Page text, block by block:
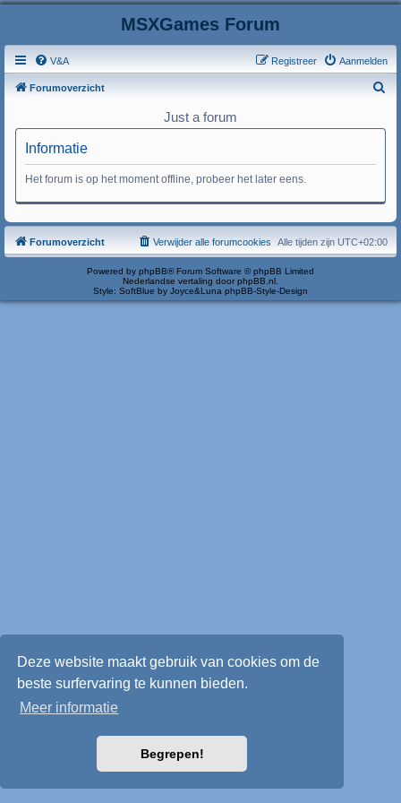
Deze website maakt gebruik van cookies om de
beste surfervaring te kunnen bieden.
Meer informatie
Begrepen!
MSXGames Forum
V&A Aanmelden
Registreer
Forumoverzicht
Just a forum
Informatie
Het forum is op het moment offline, probeer het later eens.
Forumoverzicht Alle tijden zijn UTC+02:00
Verwijder alle forumcookies
Powered by phpBB® Forum Software © phpBB Limited
Nederlandse vertaling door phpBB.nl
Style: SoftBlue by Joyce&Luna phpBB-Style-Design